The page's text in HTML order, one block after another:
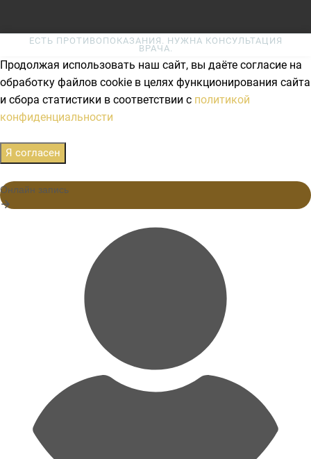
ЕСТЬ ПРОТИВОПОКАЗАНИЯ. НУЖНА КОНСУЛЬТАЦИЯ
ВРАЧА.
Продолжая использовать наш сайт, вы даёте согласие на
обработку файлов cookie в целях функционирования сайта
и сбора статистики в соответствии с политикой
конфиденциальности
Я согласен